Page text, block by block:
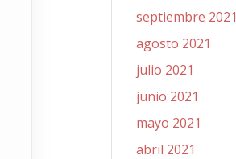
septiembre 2021
agosto 2021
julio 2021
junio 2021
mayo 2021
abril 2021